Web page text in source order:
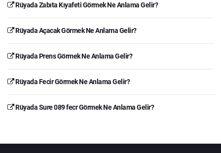
Rüyada Zabıta Kıyafeti Görmek Ne Anlama Gelir?
Rüyada Açacak Görmek Ne Anlama Gelir?
Rüyada Prens Görmek Ne Anlama Gelir?
Rüyada Fecir Görmek Ne Anlama Gelir?
Rüyada Sure 089 fecr Görmek Ne Anlama Gelir?